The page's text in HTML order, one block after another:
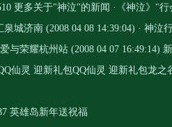
更多关于"神泣"的新闻 ·《神泣》"
城济南 (2008 04 08 14:39:04) · 神
与荣耀杭州站 (2008 04 07 16:49:14)
仙灵 迎新礼包QQ仙灵 迎新礼包龙之
英雄岛新年送祝福